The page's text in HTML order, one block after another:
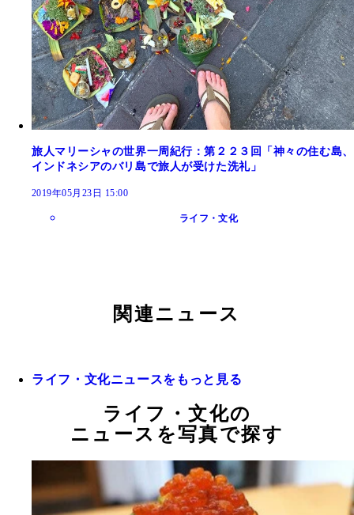
旅人マリーシャの世界一周紀行：第２２３回「神々の住む島、
インドネシアのバリ島で旅人が受けた洗礼」
2019年05月23日 15:00
ライフ・文化
関連ニュース
ライフ・文化ニュースをもっと見る
ライフ・文化の
ニュースを写真で探す